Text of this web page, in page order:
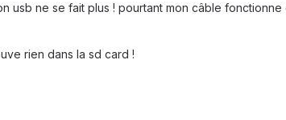
usb ne se fait plus ! pourtant mon câble
rien dans la sd card !